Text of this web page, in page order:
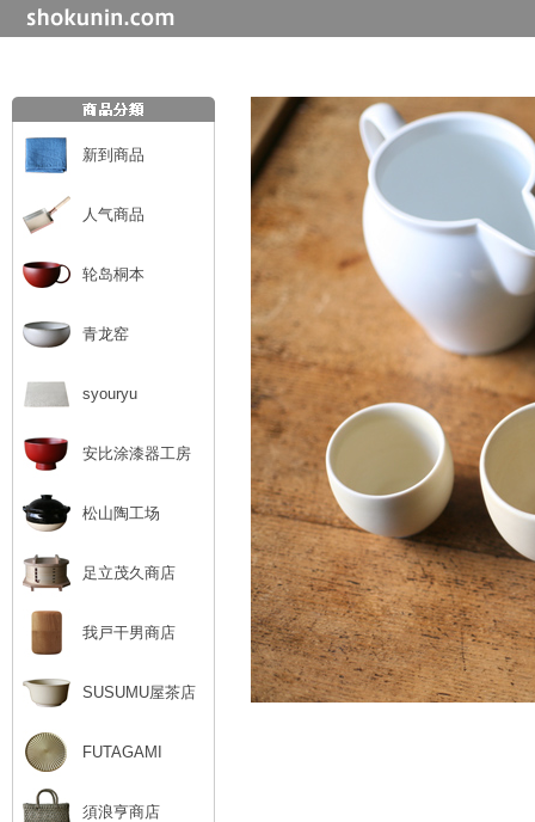
新到商品
人气商品
轮岛桐本
青龙窑
syouryu
安比涂漆器工房
松山陶工场
足立茂久商店
我戸干男商店
SUSUMU屋茶店
FUTAGAMI
須浪亨商店